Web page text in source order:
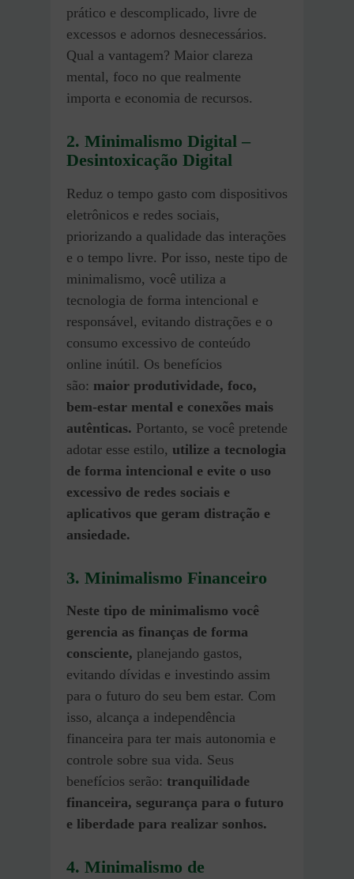
prático e descomplicado, livre de
excessos e adornos desnecessários.
Qual a vantagem? Maior clareza
mental, foco no que realmente
importa e economia de recursos.
2. Minimalismo Digital –
Desintoxicação Digital
Reduz o tempo gasto com dispositivos
eletrônicos e redes sociais,
priorizando a qualidade das interações
e o tempo livre. Por isso, neste tipo de
minimalismo, você utiliza a
tecnologia de forma intencional e
responsável, evitando distrações e o
consumo excessivo de conteúdo
online inútil. Os benefícios
são: maior produtividade, foco,
bem-estar mental e conexões mais
autênticas. Portanto, se você pretende
adotar esse estilo, utilize a tecnologia
de forma intencional e evite o uso
excessivo de redes sociais e
aplicativos que geram distração e
ansiedade.
3. Minimalismo Financeiro
Neste tipo de minimalismo você
gerencia as finanças de forma
consciente, planejando gastos,
evitando dívidas e investindo assim
para o futuro do seu bem estar. Com
isso, alcança a independência
financeira para ter mais autonomia e
controle sobre sua vida. Seus
benefícios serão: tranquilidade
financeira, segurança para o futuro
e liberdade para realizar sonhos.
4. Minimalismo de